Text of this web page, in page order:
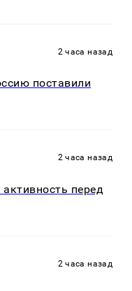
2 часа назад
поставили
2 часа назад
перед
2 часа назад